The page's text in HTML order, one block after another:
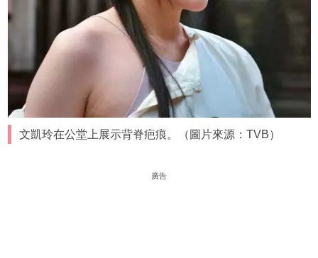
文凱玲在公堂上展示背脊疤痕。（圖片來源：TVB）
廣告